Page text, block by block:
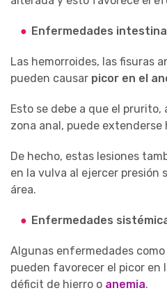
Enfermedades
Las hemorroides, las fisuras
pueden causar picor en el
Esto se debe a que el prurito,
zona anal, puede extenderse
De hecho, estas lesiones
en la vulva al ejercer presión
área.
Enfermedades
Algunas enfermedades
pueden favorecer el picor en
déficit de hierro o anemia.